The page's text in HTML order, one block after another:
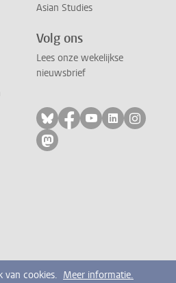
Asian Studies
Volg ons
Lees onze wekelijkse
nieuwsbrief
Volg ons op bluesky
Volg ons op
Volg ons op
Volg ons
Volg
Volg ons op mastodon
van cookies. Meer informatie.